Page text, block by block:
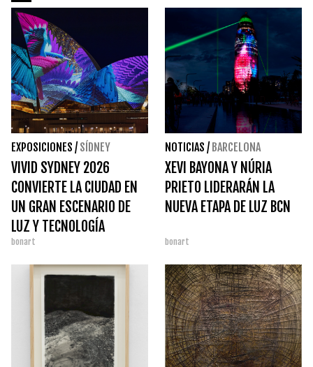
EXPOSICIONES / SÍDNEY
VIVID SYDNEY 2026
CONVIERTE LA CIUDAD EN
UN GRAN ESCENARIO DE
LUZ Y TECNOLOGÍA
bonart
NOTICIAS / BARCELONA
XEVI BAYONA Y NÚRIA
PRIETO LIDERARÁN LA
NUEVA ETAPA DE LUZ BCN
bonart